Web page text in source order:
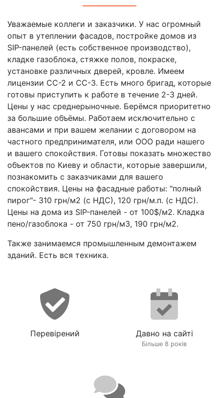
Уважаемые коллеги и заказчики. У нас огромный
опыт в утеплении фасадов, постройке домов из
SIP-панелей (есть собственное производство),
кладке газоблока, стяжке полов, покраске,
установке различных дверей, кровле. Имеем
лицензии СС-2 и СС-3. Есть много бригад, которые
готовы приступить к работе в течение 2-3 дней.
Цены у нас среднерыночные. Берёмся приоритетно
за большие объёмы. Работаем исключительно с
авансами и при вашем желании с договором на
частного предпринимателя, или ООО ради нашего
и вашего спокойствия. Готовы показать множество
объектов по Киеву и области, которые завершили,
познакомить с заказчиками для вашего
спокойствия. Цены на фасадные работы: "полный
пирог"- 310 грн/м2 (с НДС), 120 грн/м.п. (с НДС).
Цены на дома из SIP-панелей - от 100$/м2. Кладка
пено/газоблока - от 750 грн/м3, 190 грн/м2.
Также занимаемся промышленным демонтажем
зданий. Есть вся техника.
Перевірений Давно на сайті
Більше 8 років